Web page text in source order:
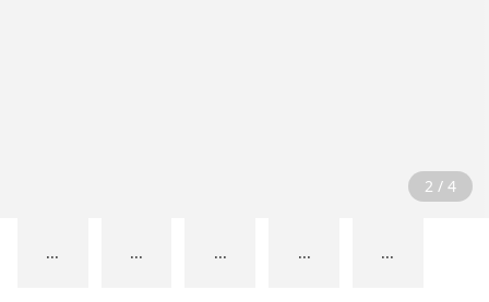
2 / 4
... ... ... ... ...